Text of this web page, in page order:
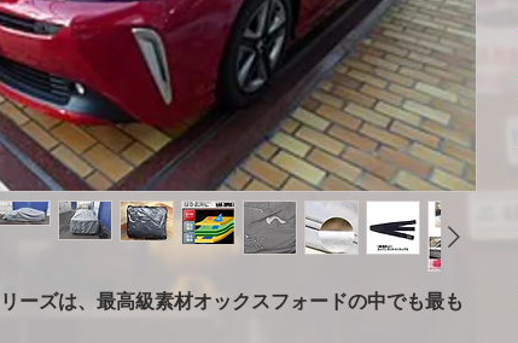
ーズは、最高級素材オックスフォードの中でも最も